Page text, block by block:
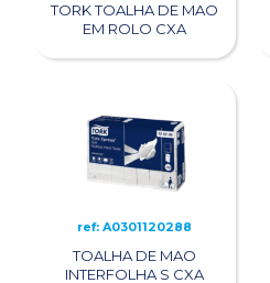
TORK TOALHA DE MAO
EM ROLO CXA
ref: A0301120288
TOALHA DE MAO
INTERFOLHA S CXA